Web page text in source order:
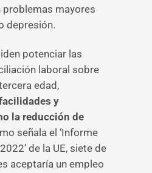
problemas mayores
depresión.
potenciar las
laboral sobre
edad,
y
la reducción de
señala el ‘Informe
de la UE, siete de
aceptaría un empleo